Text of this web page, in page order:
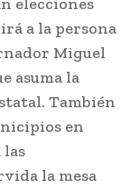
a la persona
Miguel
asuma la
También
en
las
la mesa